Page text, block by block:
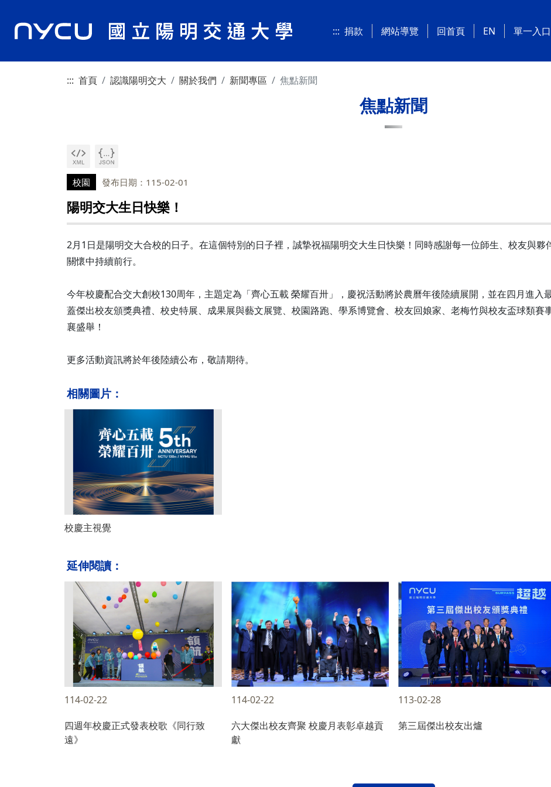
::: 捐款 網站導覽 回首頁 EN 單一入口
::: 首頁 認識陽明交大 關於我們 新聞專區 焦點新聞
焦點新聞
校園 發布日期：115-02-01
陽明交大生日快樂！
2月1日是陽明交大合校的日子。在這個特別的日子裡，誠摯祝福陽明交大生日快樂！同時感謝每一位師生、校友與
關懷中持續前行。
今年校慶配合交大創校130周年，主題定為「齊心五載 榮耀百卅」，慶祝活動將於農曆年後陸續展開，並在四月進入
蓋傑出校友頒獎典禮、校史特展、成果展與藝文展覽、校園路跑、學系博覽會、校友回娘家、老梅竹與校友盃球類賽
襄盛舉！
更多活動資訊將於年後陸續公布，敬請期待。
相關圖片：
校慶主視覺
延伸閱讀：
114-02-22
四週年校慶正式發表校歌《同行致
遠》
114-02-22
六大傑出校友齊聚 校慶月表彰卓越貢
獻
113-02-28
第三屆傑出校友出爐